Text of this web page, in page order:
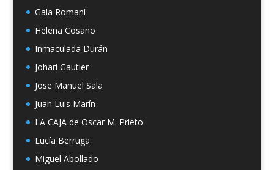
Gala Romaní
Helena Cosano
Inmaculada Durán
Johari Gautier
Jose Manuel Sala
Juan Luis Marín
LA CAJA de Oscar M. Prieto
Lucía Berruga
Miguel Abollado